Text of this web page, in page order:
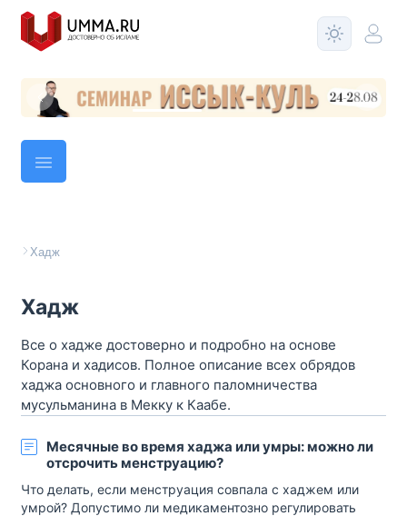
Хадж
Хадж
Все о хадже достоверно и подробно на основе
Корана и хадисов. Полное описание всех обрядов
хаджа основного и главного паломничества
мусульманина в Мекку к Каабе.
Месячные во время хаджа или умры: можно ли
отсрочить менструацию?
Что делать, если менструация совпала с хаджем или
умрой? Допустимо ли медикаментозно регулировать